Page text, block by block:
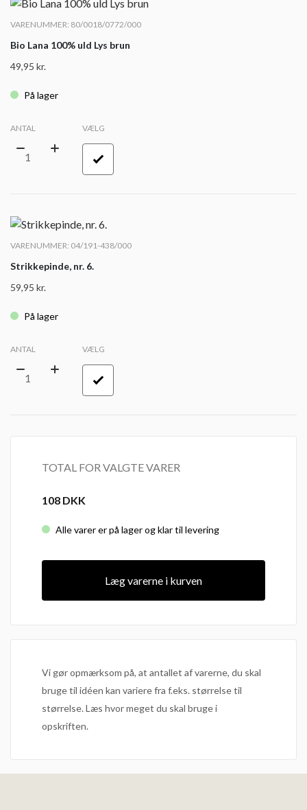
VARENUMMER: 80/0018/0772/000
Bio Lana 100% uld Lys brun
49,95 kr.
På lager
ANTAL VÆLG
VARENUMMER: 04/191-438/000
Strikkepinde, nr. 6.
59,95 kr.
På lager
ANTAL VÆLG
TOTAL FOR VALGTE VARER
108 DKK
Alle varer er på lager og klar til levering
Læg varerne i kurven
Vi gør opmærksom på, at antallet af varerne, du skal
bruge til idéen kan variere fra f.eks. størrelse til
størrelse. Læs hvor meget du skal bruge i
opskriften.